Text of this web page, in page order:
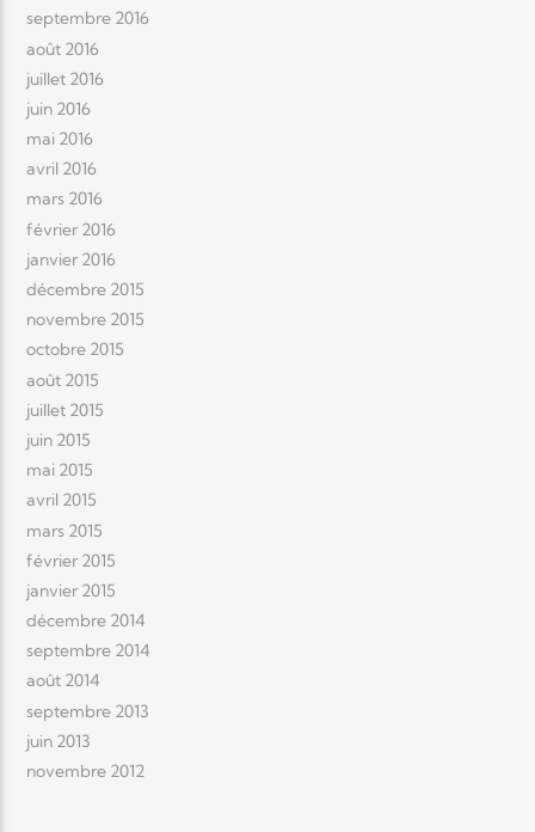
septembre 2016
août 2016
juillet 2016
juin 2016
mai 2016
avril 2016
mars 2016
février 2016
janvier 2016
décembre 2015
novembre 2015
octobre 2015
août 2015
juillet 2015
juin 2015
mai 2015
avril 2015
mars 2015
février 2015
janvier 2015
décembre 2014
septembre 2014
août 2014
septembre 2013
juin 2013
novembre 2012